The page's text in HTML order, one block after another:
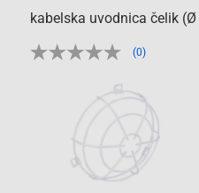
kabelska uvodnica čelik
(0)